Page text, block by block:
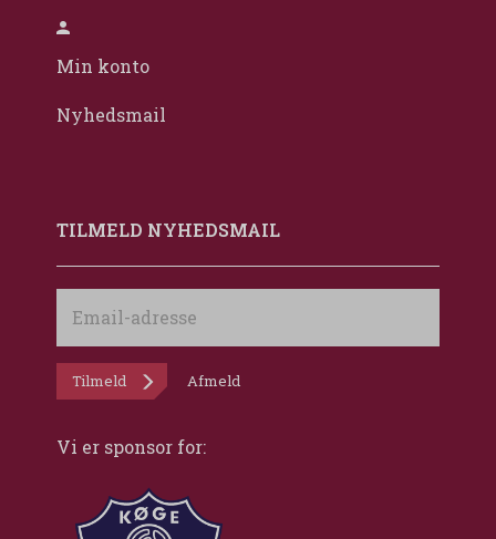
Min konto
Nyhedsmail
TILMELD NYHEDSMAIL
adresse
Tilmeld Afmeld
Vi er sponsor for: